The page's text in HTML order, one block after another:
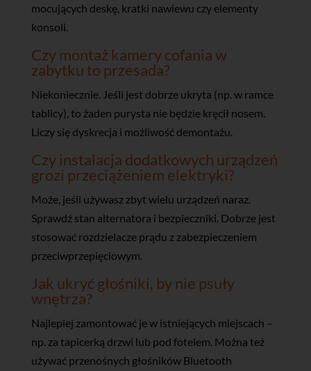
mocujących deskę, kratki nawiewu czy elementy
konsoli.
Czy montaż kamery cofania w
zabytku to przesada?
Niekoniecznie. Jeśli jest dobrze ukryta (np. w ramce
tablicy), to żaden purysta nie będzie kręcił nosem.
Liczy się dyskrecja i możliwość demontażu.
Czy instalacja dodatkowych urządzeń
grozi przeciążeniem elektryki?
Może, jeśli używasz zbyt wielu urządzeń naraz.
Sprawdź stan alternatora i bezpieczniki. Dobrze jest
stosować rozdzielacze prądu z zabezpieczeniem
przeciwprzepięciowym.
Jak ukryć głośniki, by nie psuły
wnętrza?
Najlepiej zamontować je w istniejących miejscach –
np. za tapicerką drzwi lub pod fotelem. Można też
używać przenośnych głośników Bluetooth